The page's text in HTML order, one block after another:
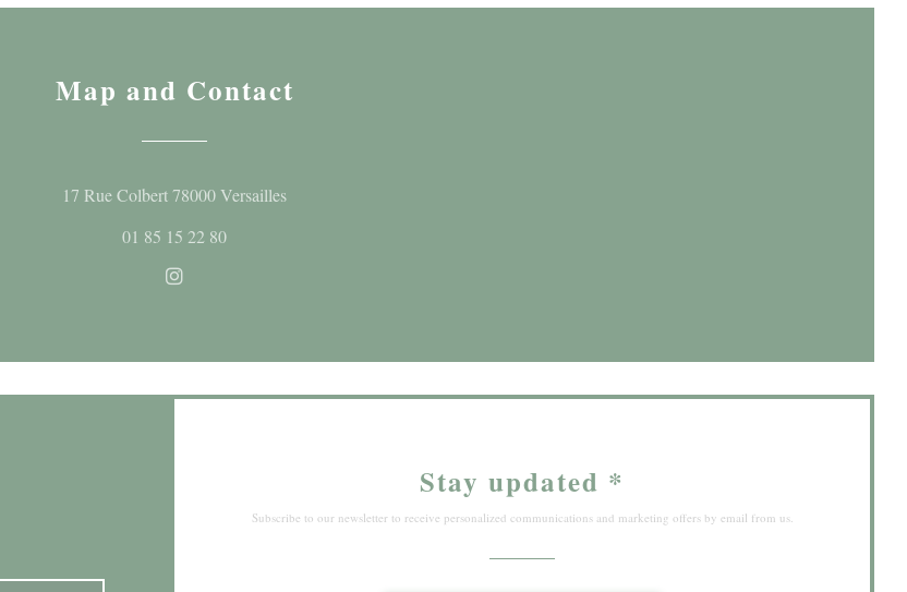
Map and Contact
17 Rue Colbert 78000 Versailles((opens in a new window))
01 85 15 22 80
Instagram ((opens in a new window))
Stay updated *
Subscribe to our newsletter to receive personalized communications and marketing offers by email from us.